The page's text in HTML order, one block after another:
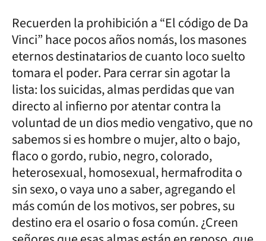
Recuerden la prohibición a “El código de Da
Vinci” hace pocos años nomás, los masones
eternos destinatarios de cuanto loco suelto
tomara el poder. Para cerrar sin agotar la
lista: los suicidas, almas perdidas que van
directo al infierno por atentar contra la
voluntad de un dios medio vengativo, que no
sabemos si es hombre o mujer, alto o bajo,
flaco o gordo, rubio, negro, colorado,
heterosexual, homosexual, hermafrodita o
sin sexo, o vaya uno a saber, agregando el
más común de los motivos, ser pobres, su
destino era el osario o fosa común. ¿Creen